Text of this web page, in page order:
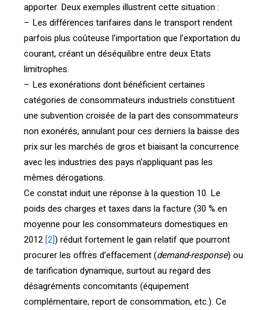
apporter. Deux exemples illustrent cette situation :
– Les différences tarifaires dans le transport rendent
parfois plus coûteuse l’importation que l’exportation du
courant, créant un déséquilibre entre deux Etats
limitrophes.
– Les exonérations dont bénéficient certaines
catégories de consommateurs industriels constituent
une subvention croisée de la part des consommateurs
non exonérés, annulant pour ces derniers la baisse des
prix sur les marchés de gros et biaisant la concurrence
avec les industries des pays n’appliquant pas les
mêmes dérogations.
Ce constat induit une réponse à la question 10. Le
poids des charges et taxes dans la facture (30 % en
moyenne pour les consommateurs domestiques en
2012[2]) réduit fortement le gain relatif que pourront
procurer les offres d’effacement (demand-response) ou
de tarification dynamique, surtout au regard des
désagréments concomitants (équipement
complémentaire, report de consommation, etc.). Ce